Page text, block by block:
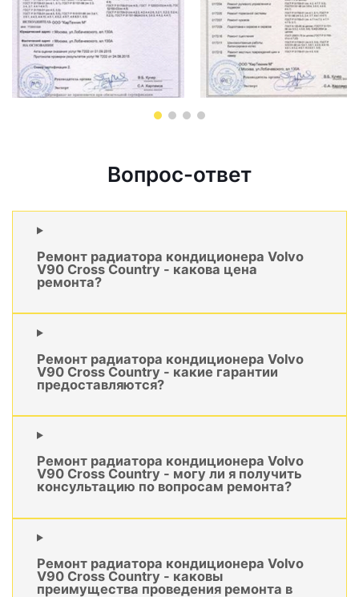
Вопрос-ответ
Ремонт радиатора кондиционера Volvo
V90 Cross Country - какова цена
ремонта?
Ремонт радиатора кондиционера Volvo
V90 Cross Country - какие гарантии
предоставляются?
Ремонт радиатора кондиционера Volvo
V90 Cross Country - могу ли я получить
консультацию по вопросам ремонта?
Ремонт радиатора кондиционера Volvo
V90 Cross Country - каковы
преимущества проведения ремонта в